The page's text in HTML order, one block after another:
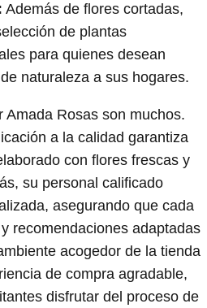
Además de flores cortadas,
de plantas
para quienes desean
naturaleza a sus hogares.
Amada Rosas son muchos.
a la calidad garantiza
con flores frescas y
su personal calificado
asegurando que cada
recomendaciones adaptadas
acogedor de la tienda
de compra agradable,
disfrutar del proceso de